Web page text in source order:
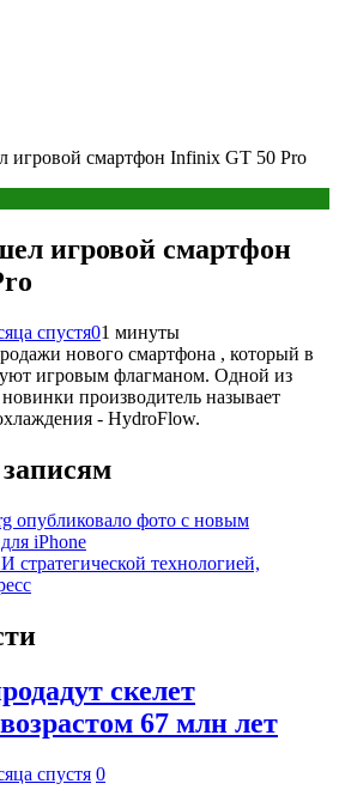
игровой смартфон Infinix GT 50 Pro
игровой смартфон
спустя01 минуты
нового смартфона , который в
игровым флагманом. Одной из
производитель называет
- HydroFlow.
опубликовало фото с новым
iPhone
стратегической технологией,
скелет
67 млн лет
спустя 0